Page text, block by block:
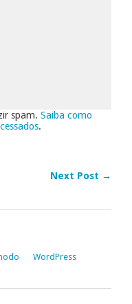
spam. Saiba como
.
Next Post →
WordPress